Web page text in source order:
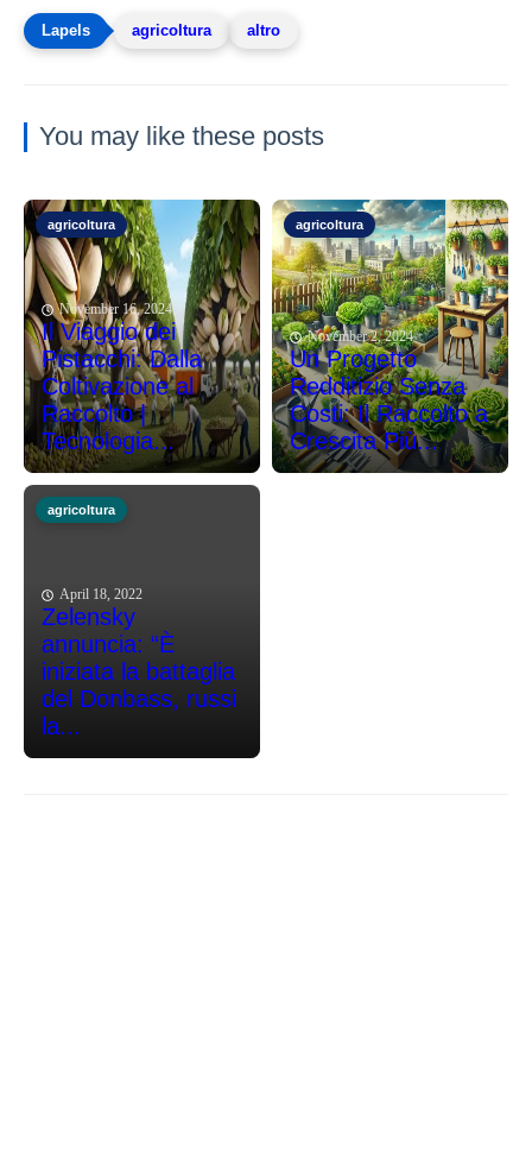
agricoltura altro
You may like these posts
agricoltura
November 16, 2024
Il Viaggio dei
Pistacchi: Dalla
Coltivazione al
Raccolto |
Tecnologia...
agricoltura
November 2, 2024
Un Progetto
Redditizio Senza
Costi: Il Raccolto a
Crescita Più...
agricoltura
April 18, 2022
Zelensky
annuncia: “È
iniziata la battaglia
del Donbass, russi
la...